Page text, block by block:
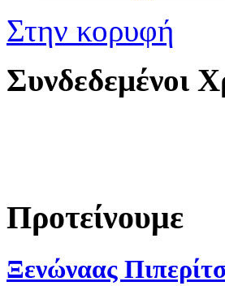
Στην κορυφή
Συνδεδεμένοι
Προτείνουμε
Ξενώναας